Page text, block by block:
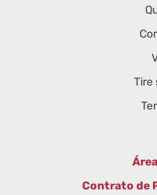
Tire
Contrato de